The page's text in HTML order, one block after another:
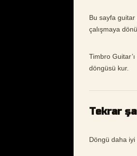
Bu sayfa
çalışmaya
Timbro
döngüsü kur.
Tekrar
Döngü daha iyi